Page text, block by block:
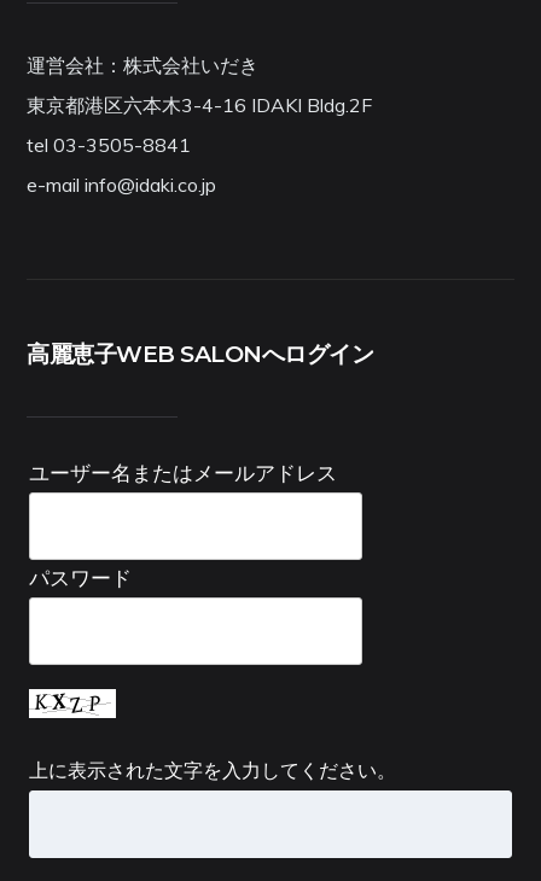
運営会社：株式会社いだき
東京都港区六本木3-4-16 IDAKI Bldg.2F
tel 03-3505-8841
e-mail info@idaki.co.jp
高麗恵子WEB SALONへログイン
ユーザー名またはメールアドレス
パスワード
上に表示された文字を入力してください。